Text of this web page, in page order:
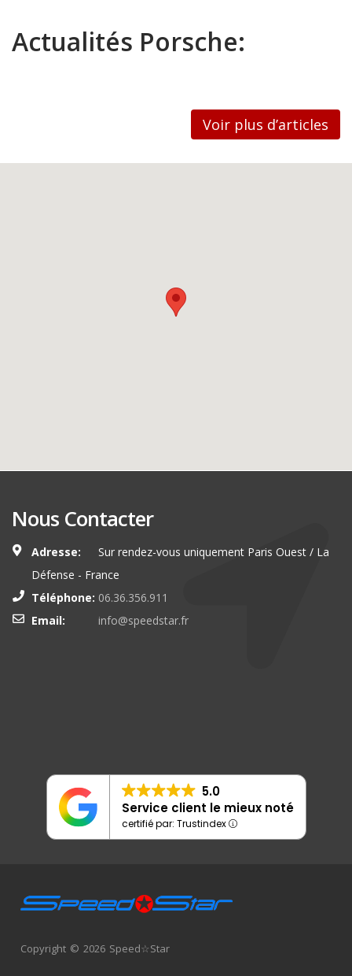
Actualités Porsche:
Voir plus d’articles
Nous Contacter
Adresse:
Sur rendez-vous uniquement Paris Ouest / La
Défense - France
Téléphone: 06.36.356.911
Email:
info@speedstar.fr
5.0
Service client le mieux noté
certifié par: Trustindex
Copyright © 2026 Speed☆Star